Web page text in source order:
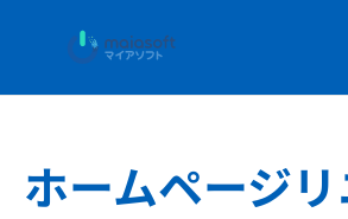
ホームページ